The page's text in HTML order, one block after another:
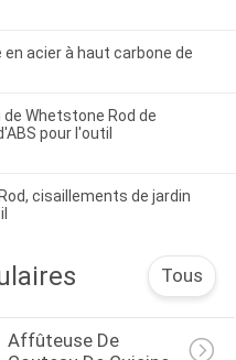
acier à haut carbone de
Whetstone Rod de
pour l'outil
cisaillements de jardin
Tous
Affûteuse De